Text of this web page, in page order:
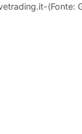
(Fonte: